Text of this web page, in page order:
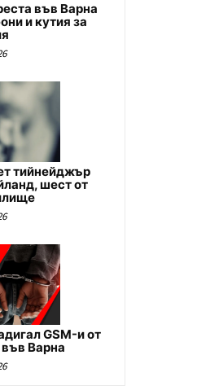
във Варна
и кутия за
тийнейджър
шест от
GSM-и от
Варна